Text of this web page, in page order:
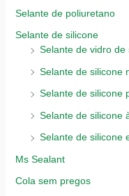
Selante de poliuretano
Selante de silicone
Selante de vidro de
Selante de silicone
Selante de silicone
Selante de silicone
Selante de silicone
Ms Sealant
Cola sem pregos